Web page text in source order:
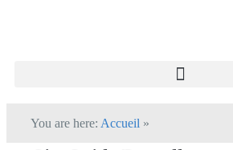
You are here: Accueil »